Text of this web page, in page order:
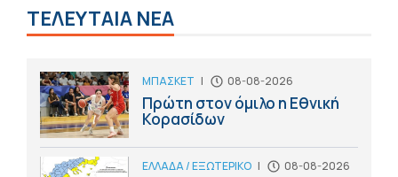
ΤΕΛΕΥΤΑΙΑ ΝΕΑ
ΜΠΑΣΚΕΤ | 08-08-2026
Πρώτη στον όμιλο η Εθνική
Κορασίδων
ΕΛΛΑΔΑ / ΕΞΩΤΕΡΙΚΟ | 08-08-2026